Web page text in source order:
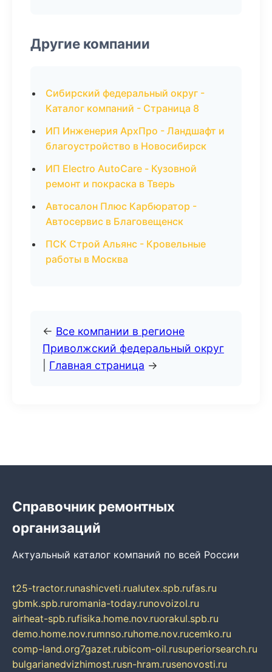
Другие компании
Сибирский федеральный округ -
Каталог компаний - Страница 8
ИП Инженерия АрхПро - Ландшафт и
благоустройство в Новосибирск
ИП Electro AutoCare - Кузовной
ремонт и покраска в Тверь
Автосалон Плюс Карбюратор -
Автосервис в Благовещенск
ПСК Строй Альянс - Кровельные
работы в Москва
← Все компании в регионе
Приволжский федеральный округ
Главная страница →
Справочник ремонтных
организаций
Актуальный каталог компаний по всей России
t25-tractor.runashicveti.rualutex.spb.rufas.ru
gbmk.spb.ruromania-today.runovoizol.ru
airheat-spb.rufisika.home.nov.ruorakul.spb.ru
demo.home.nov.rumnso.ruhome.nov.rucemko.ru
comp-land.org7gazet.rubicom-oil.rusuperiorsearch.ru
bulgarianedvizhimost.rusn-hram.rusenovosti.ru